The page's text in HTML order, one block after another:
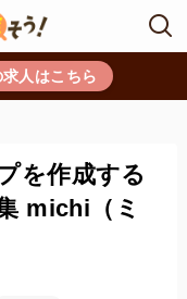
人はこちら
を作成する
michi（ミ